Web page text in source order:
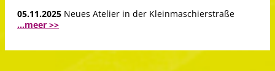
05.11.2025 Neues Atelier in der Kleinmaschierstraße
...meer >>